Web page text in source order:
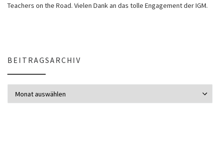
Teachers on the Road. Vielen Dank an das tolle Engagement der IGM.
BEITRAGSARCHIV